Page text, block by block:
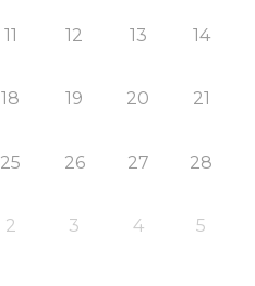
11 12 13 14
18 19 20 21
25 26 27 28
2 3 4 5